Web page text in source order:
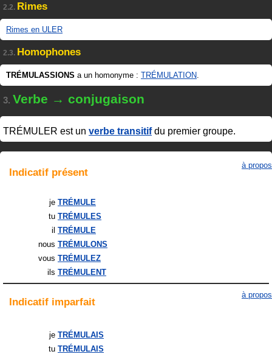
2.2. Rimes
Rimes en ULER
2.3. Homophones
TRÉMULASSIONS a un homonyme : TRÉMULATION.
3. Verbe → conjugaison
TRÉMULER est un verbe transitifdu premier groupe.
Indicatif présent
à propos
je TRÉMULE
tu TRÉMULES
il TRÉMULE
nous TRÉMULONS
vous TRÉMULEZ
ils TRÉMULENT
Indicatif imparfait
à propos
je TRÉMULAIS
tu TRÉMULAIS